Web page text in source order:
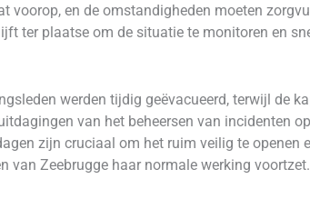
voorop, en de omstandigheden moeten
ter plaatse om de situatie te monitoren en
werden tijdig geëvacueerd, terwijl de
van het beheersen van incidenten
zijn cruciaal om het ruim veilig te openen
van Zeebrugge haar normale werking voortzet.